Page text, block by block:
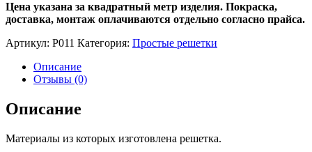
Цена указана за квадратный метр изделия. Покраска,
доставка, монтаж оплачиваются отдельно согласно прайса.
Артикул: Р011 Категория: Простые решетки
Описание
Отзывы (0)
Описание
Материалы из которых изготовлена решетка.